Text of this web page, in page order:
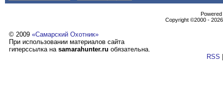
Copyright ©2000 -
© 2009 «Самарский Охотник»
При использовании материалов сайта
гиперссылка на samarahunter.ru обязательна.
RSS